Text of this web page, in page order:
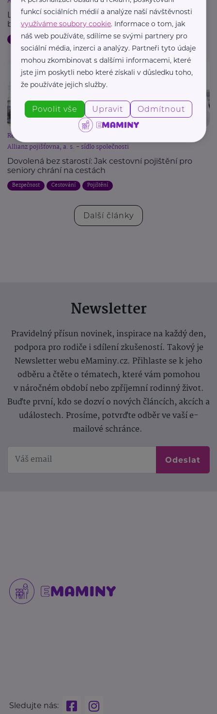
Letní dovolená a pojištění: Jak chránit svůj majetek
během cest
Dovolená Bezpečnost Cestování Pojištění
Reklama
Allianz pojišťovna, a. s. - sídlo společnosti
Dovolená bez starostí: Jak cestovní pojištění pro
seniory chrání na cestách
Bezpečnost Cestování Pojištění
Další články
Newsletter
Pravidelný přísun novinek, inspirace na každý den,
podpora pro rodiče i sdílení zkušeností. Takový je
Newsletter webu eMaminy.cz. Přihlaste se k jeho
odběru a čtěte o tématech, které vám pomohou
v náročném období nebo zpříjemní rodinný život.
Buďte první, kdo se dozví o nových článcích, akcích a
událostech. Prosíme, potvrďte odběr ve vaší e-
mailové schránce.
Odeslat
Sledujte nás:
funkcí sociálních médií a analýze naší návštěvnosti
využíváme soubory cookie. Informace o tom, jak
náš web používáte, sdílíme se svými partnery pro
sociální média, inzerci a analýzy. Partneři tyto údaje
mohou zkombinovat s dalšími informacemi, které
jste jim poskytli nebo které získali v důsledku toho,
že používáte jejich služby.
Povolit vše Upravit Odmítnout